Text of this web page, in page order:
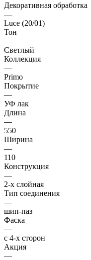
Декоративная обработка
—
Luce (20/01)
Тон
—
Светлый
Коллекция
—
Primo
Покрытие
—
УФ лак
Длина
—
550
Ширина
—
110
Конструкция
—
2-х слойная
Тип соединения
—
шип-паз
Фаска
—
с 4-х сторон
Акция
—